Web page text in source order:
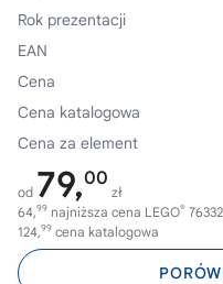
Rok prezentacji
EAN
Cena
Cena katalogowa
Cena za element
od 79,00
zł
64,99 najniższa cena LEGO®
124,99 cena katalogowa